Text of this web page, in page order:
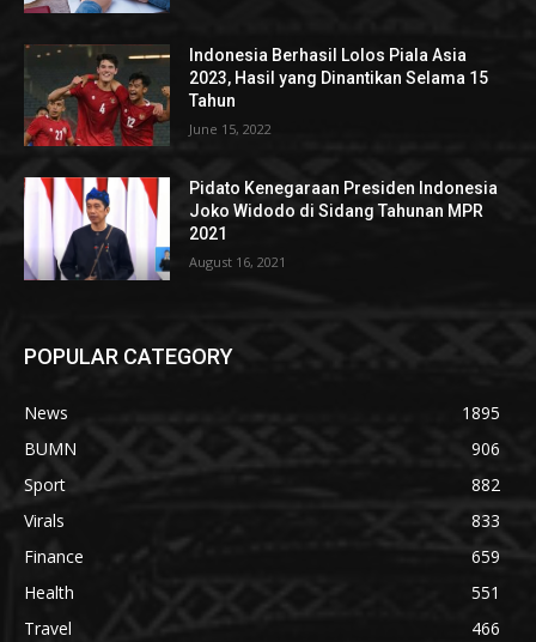
Indonesia Berhasil Lolos Piala Asia
2023, Hasil yang Dinantikan Selama 15
Tahun
June 15, 2022
Pidato Kenegaraan Presiden Indonesia
Joko Widodo di Sidang Tahunan MPR
2021
August 16, 2021
POPULAR CATEGORY
News
1895
BUMN
906
Sport
882
Virals
833
Finance
659
Health
551
Travel
466